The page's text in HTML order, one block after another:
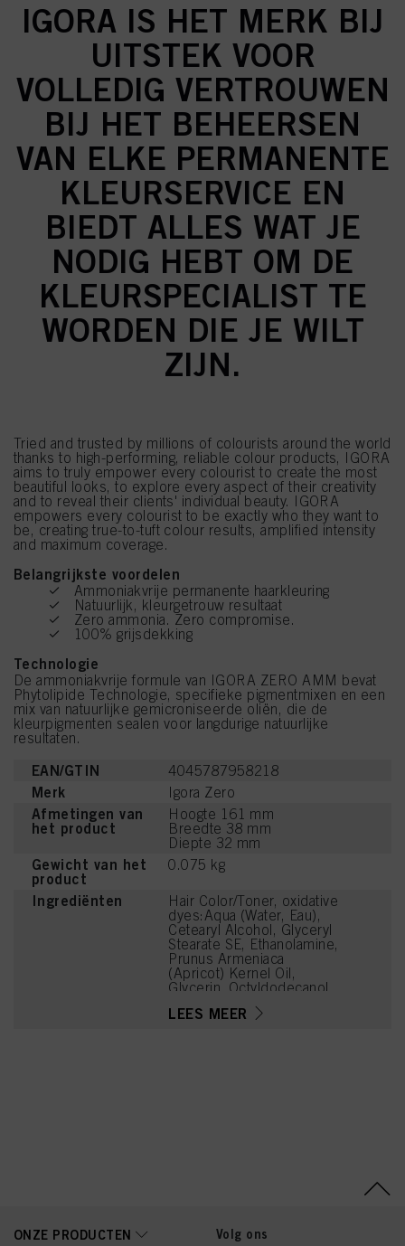
IGORA IS HET MERK BIJ
UITSTEK VOOR
VOLLEDIG VERTROUWEN
BIJ HET BEHEERSEN
VAN ELKE PERMANENTE
KLEURSERVICE EN
BIEDT ALLES WAT JE
NODIG HEBT OM DE
KLEURSPECIALIST TE
WORDEN DIE JE WILT
ZIJN.
Tried and trusted by millions of colourists around the world
thanks to high-performing, reliable colour products, IGORA
aims to truly empower every colourist to create the most
beautiful looks, to explore every aspect of their creativity
and to reveal their clients' individual beauty. IGORA
empowers every colourist to be exactly who they want to
be, creating true-to-tuft colour results, amplified intensity
and maximum coverage.
Belangrijkste voordelen
Ammoniakvrije permanente haarkleuring
Natuurlijk, kleurgetrouw resultaat
Zero ammonia. Zero compromise.
100% grijsdekking
Technologie
De ammoniakvrije formule van IGORA ZERO AMM bevat
Phytolipide Technologie, specifieke pigmentmixen en een
mix van natuurlijke gemicroniseerde oliën, die de
kleurpigmenten sealen voor langdurige natuurlijke
resultaten.
EAN/GTIN 4045787958218
Merk Igora Zero
Afmetingen van
het product
Hoogte 161 mm
Breedte 38 mm
Diepte 32 mm
Gewicht van het
product
0.075 kg
Ingrediënten
Hair Color/Toner, oxidative
dyes:Aqua (Water, Eau),
Cetearyl Alcohol, Glyceryl
Stearate SE, Ethanolamine,
Prunus Armeniaca
(Apricot) Kernel Oil,
Glycerin, Octyldodecanol,
Vitis Vinifera (Grape) Seed
LEES MEER
ONZE PRODUCTEN Volg ons